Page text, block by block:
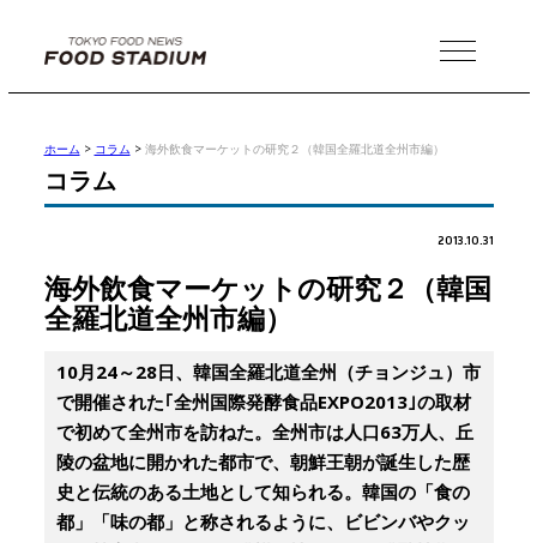
MENU
ホーム > コラム > 海外飲食マーケットの研究２（韓国全羅北道全州市編）
コラム
2013.10.31
海外飲食マーケットの研究２（韓国
全羅北道全州市編）
10月24～28日、韓国全羅北道全州（チョンジュ）市
で開催された｢全州国際発酵食品EXPO2013｣の取材
で初めて全州市を訪ねた。全州市は人口63万人、丘
陵の盆地に開かれた都市で、朝鮮王朝が誕生した歴
史と伝統のある土地として知られる。韓国の「食の
都」「味の都」と称されるように、ビビンバやクッ